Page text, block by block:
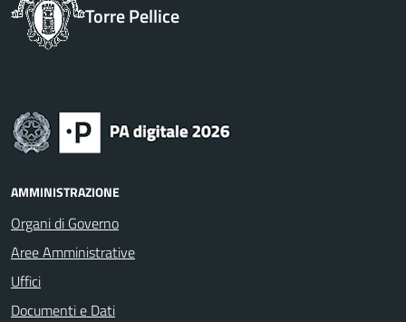
Torre Pellice
AMMINISTRAZIONE
Organi di Governo
Aree Amministrative
Uffici
Documenti e Dati